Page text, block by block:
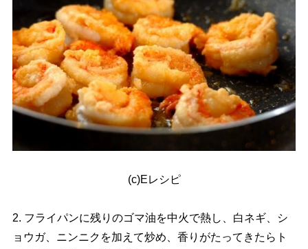
(c)Eレシピ
2. フライパンに残りのゴマ油を中火で熱し、白ネギ、シ
ョウガ、ニンニクを加えて炒め、香りがたってきたらト